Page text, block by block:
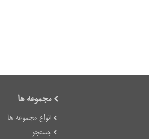
مجموعه ها
انواع مجموعه ها
جستجو